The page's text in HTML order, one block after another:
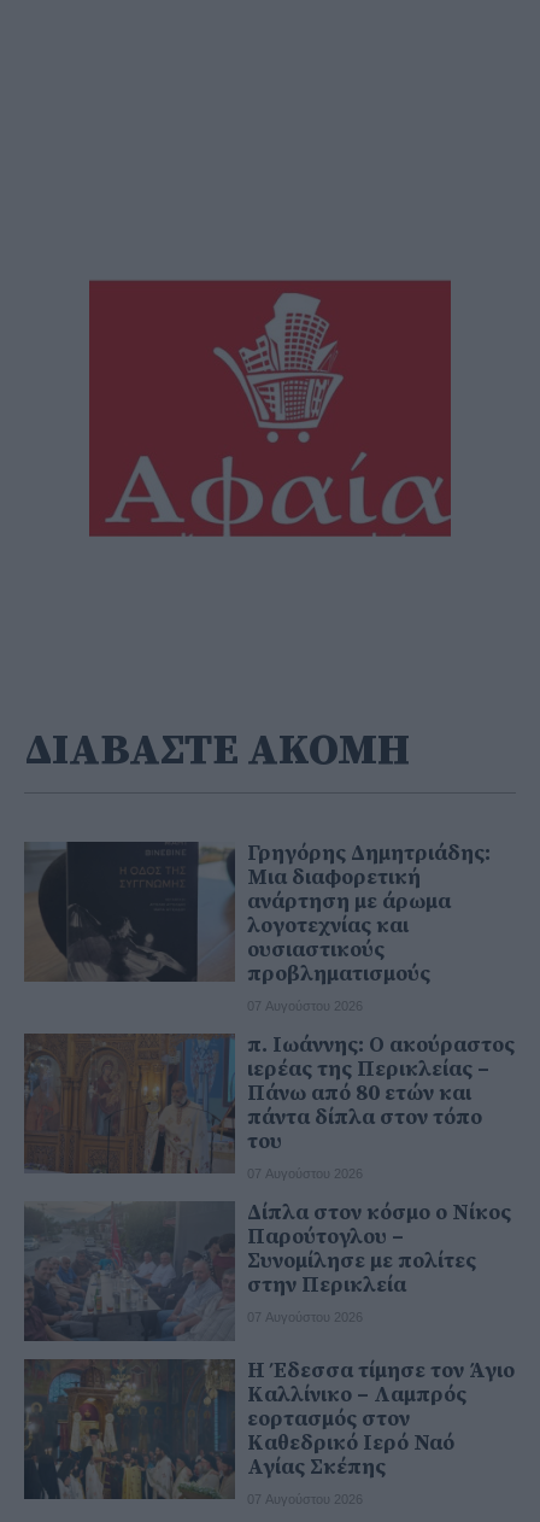
ΔΙΑΒΑΣΤΕ ΑΚΟΜΗ
Γρηγόρης Δημητριάδης:
Μια διαφορετική
ανάρτηση με άρωμα
λογοτεχνίας και
ουσιαστικούς
προβληματισμούς
07 Αυγούστου 2026
π. Ιωάννης: Ο ακούραστος
ιερέας της Περικλείας –
Πάνω από 80 ετών και
πάντα δίπλα στον τόπο
του
07 Αυγούστου 2026
Δίπλα στον κόσμο ο Νίκος
Παρούτογλου –
Συνομίλησε με πολίτες
στην Περικλεία
07 Αυγούστου 2026
Η Έδεσσα τίμησε τον Άγιο
Καλλίνικο – Λαμπρός
εορτασμός στον
Καθεδρικό Ιερό Ναό
Αγίας Σκέπης
07 Αυγούστου 2026